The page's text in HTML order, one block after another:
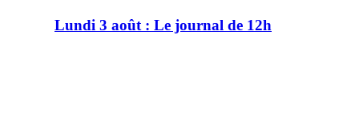
Lundi 3 août : Le journal de 12h